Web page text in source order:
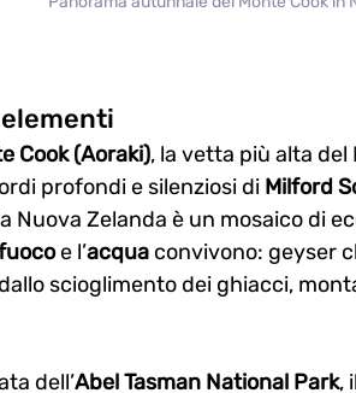
Cook (Aoraki), la vetta più alta
profondi e silenziosi di Milford
Nuova Zelanda è un mosaico di
e l’acqua convivono: geyser
scioglimento dei ghiacci,
dell’Abel Tasman National Park,